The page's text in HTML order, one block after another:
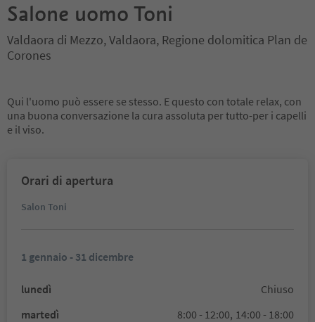
Salone uomo Toni
Valdaora di Mezzo, Valdaora, Regione dolomitica Plan de
Corones
Qui l'uomo può essere se stesso. E questo con totale relax, con
una buona conversazione la cura assoluta per tutto-per i capelli
e il viso.
Orari di apertura
Salon Toni
1 gennaio - 31 dicembre
lunedì
Chiuso
martedì
8:00 - 12:00, 14:00 - 18:00